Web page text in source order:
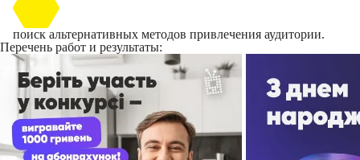
поиск альтернативных методов привлечения аудитории.
Перечень работ и результаты: